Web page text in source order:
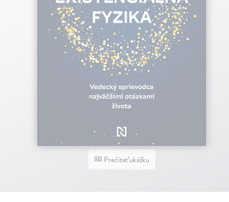
Prečítať ukážku